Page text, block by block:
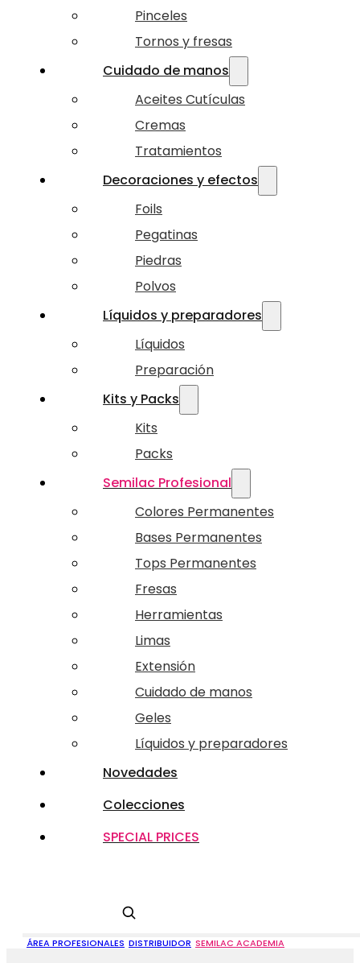
Pinceles
Tornos y fresas
Cuidado de manos
Aceites Cutículas
Cremas
Tratamientos
Decoraciones y efectos
Foils
Pegatinas
Piedras
Polvos
Líquidos y preparadores
Líquidos
Preparación
Kits y Packs
Kits
Packs
Semilac Profesional
Colores Permanentes
Bases Permanentes
Tops Permanentes
Fresas
Herramientas
Limas
Extensión
Cuidado de manos
Geles
Líquidos y preparadores
Novedades
Colecciones
SPECIAL PRICES
ÁREA PROFESIONALES DISTRIBUIDOR SEMILAC ACADEMIA